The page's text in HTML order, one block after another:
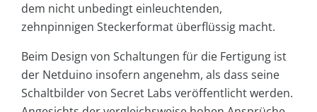
dem nicht unbedingt einleuchtenden,
zehnpinnigen Steckerformat überflüssig macht.
Beim Design von Schaltungen für die Fertigung ist
der Netduino insofern angenehm, als dass seine
Schaltbilder von Secret Labs veröffentlicht werden.